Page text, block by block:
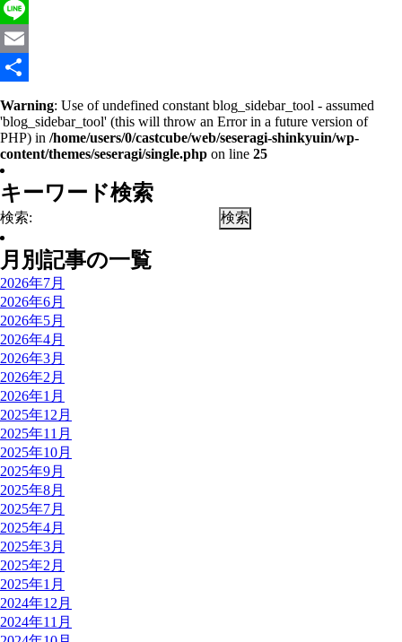
Twitter
Line
Email
有
Warning: Use of undefined constant blog_sidebar_tool - assumed
'blog_sidebar_tool' (this will throw an Error in a future version of
PHP) in /home/users/0/castcube/web/seseragi-shinkyuin/wp-
content/themes/seseragi/single.php on line 25
キーワード検索
検索:
月別記事の一覧
2026年7月
2026年6月
2026年5月
2026年4月
2026年3月
2026年2月
2026年1月
2025年12月
2025年11月
2025年10月
2025年9月
2025年8月
2025年7月
2025年4月
2025年3月
2025年2月
2025年1月
2024年12月
2024年11月